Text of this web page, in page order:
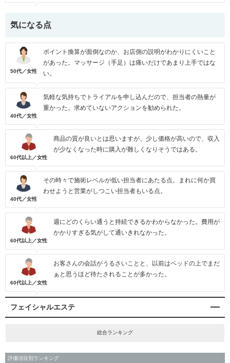
気になる点
50代／女性
ポイント換算が面倒なのか、お店側の説明がわかりにくいこと
があった。マッサージ（手足）は痛いだけであまり上手ではな
い。
40代／女性
気軽な気持ちでトライアルを申し込んだので、担当者の熱量が
重かった。求めていないアクションを勧められた。
60代以上／女性
商品の質が良いとは思いますが、少し価格が高いので、収入
が少なくなった時に購入が難しくなりそうではある。
40代／女性
その時々で施術レベルが低い担当者にあたる点。まれに何か買
わせようと営業がしつこい担当者もいる点。
60代以上／女性
週にどのくらい通うと持続できるかわからなかった。費用が
かかりすぎる気がして通いきれなかった。
60代以上／女性
お客さんの会話がうるさいことと、以前はベッドの上でまだ
ぁと思うほど待たされることが多かった。
フェイシャルエステ
総合ランキング
評価項目別ランキング